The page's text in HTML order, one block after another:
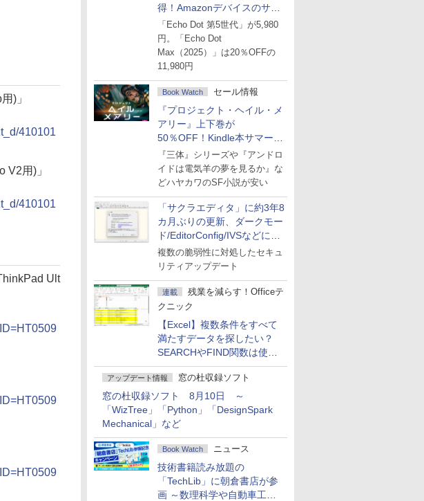
得！Amazonデバイスのサマ
ーセール
「Echo Dot 第5世代」が5,980
円。「Echo Dot
Max（2025）」は20％OFFの
11,980円
Book Watch セール情報
『プロジェクト・ヘイル・メ
アリー』上下巻が
50％OFF！Kindle本サマーセ
ール第2弾
『三体』シリーズや『アンドロ
イドは電気羊の夢を見るか』な
どハヤカワのSF小説が安い
「サクラエディタ」に約3年8
カ月ぶりの更新、ダークモー
ド/EditorConfig/IVSなどに対
応
複数の脆弱性に対処したセキュ
リティアップデート
連載
残業を減らす！Officeテ
クニック
【Excel】複数条件をすべて
満たすデータを探したい？
SEARCHやFIND関数は使っ
ちゃダメ！
アップデート情報 窓の杜収録ソフト
窓の杜収録ソフト 8月10日 ～
「WizTree」「Python」「DesignSpark
Mechanical」など
Book Watch ニュース
技術書籍読み放題の
「TechLib」に朝倉書店が参
画 ～数理科学や自動車工学
)」
410101
V2用)」
410101
Ult